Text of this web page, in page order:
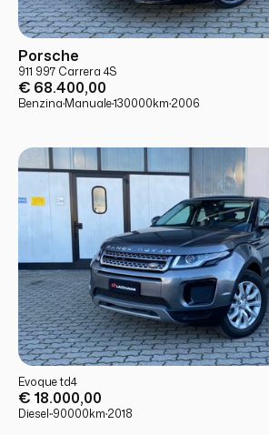
USATO
Porsche
911 997 Carrera 4S
€ 68.400,00
Benzina·Manuale·130000km·2006
USATO
Evoque td4
€ 18.000,00
Diesel··90000km·2018